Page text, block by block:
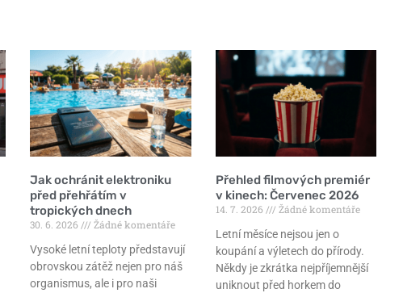
Jak ochránit elektroniku
před přehřátím v
tropických dnech
30. 6. 2026
Žádné komentáře
Vysoké letní teploty představují
obrovskou zátěž nejen pro náš
organismus, ale i pro naši
Přehled filmových premiér
v kinech: Červenec 2026
14. 7. 2026
Žádné komentáře
Letní měsíce nejsou jen o
koupání a výletech do přírody.
Někdy je zkrátka nejpříjemnější
uniknout před horkem do